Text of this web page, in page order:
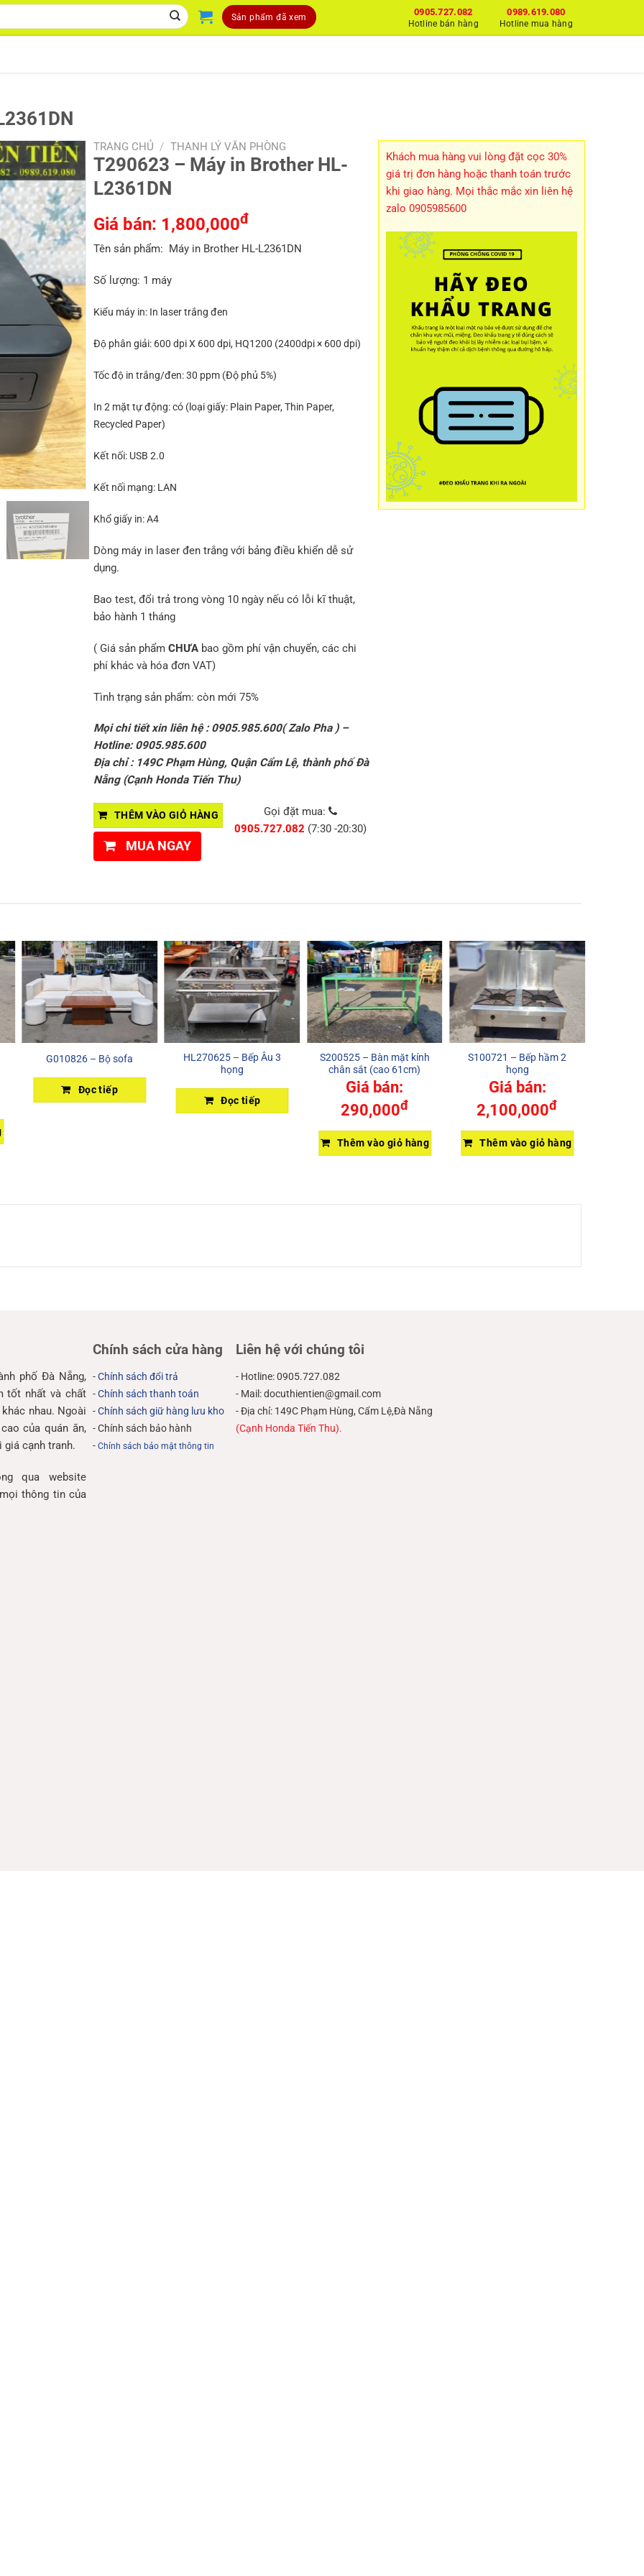
Sản phẩm đã xem 0989.619.080
Hotline mua hàng
0905.727.082
Hotline bán hàng
TRANG CHỦ / THANH LÝ VĂN PHÒNG
T290623 – Máy in Brother HL-
L2361DN
Giá bán: 1,800,000đ
Tên sản phẩm: Máy in Brother HL-L2361DN
Số lượng: 1 máy
Kiểu máy in: In laser trắng đen
Độ phân giải: 600 dpi X 600 dpi, HQ1200 (2400dpi × 600 dpi)
Tốc độ in trắng/đen:30 ppm (Độ phủ 5%)
In 2 mặt tự động:có (loại giấy: Plain Paper, Thin Paper,
Recycled Paper)
Kết nối: USB 2.0
Kết nối mạng: LAN
Khổ giấy in:A4
Dòng máy in laser đen trắng với bảng điều khiển dễ sử
dụng.
Bao test, đổi trả trong vòng 10 ngày nếu có lỗi kĩ thuật,
bảo hành 1 tháng
( Giá sản phẩm CHƯAbao gồm phí vận chuyển, các chi
phí khác và hóa đơn VAT)
Tình trạng sản phẩm: còn mới 75%
Mọi chi tiết xin liên hệ : 0905.985.600( Zalo Pha ) –
Hotline: 0905.985.600
Địa chỉ : 149C Phạm Hùng, Quận Cẩm Lệ, thành phố Đà
Nẵng (Cạnh Honda Tiến Thu)
THÊM VÀO GIỎ HÀNG
MUA NGAY
Gọi đặt mua:
0905.727.082 (7:30 -20:30)
Khách mua hàng vui lòng đặt cọc 30%
giá trị đơn hàng hoặc thanh toán trước
khi giao hàng. Mọi thắc mắc xin liên hệ
zalo 0905985600
G010826 – Bộ sofa
Đọc tiếp
HL270625 – Bếp Âu 3
họng
Đọc tiếp
S200525 – Bàn mặt kính
chân sắt (cao 61cm)
Giá bán:
290,000đ
Thêm vào giỏ hàng
S100721 – Bếp hầm 2
họng
Giá bán:
2,100,000đ
Thêm vào giỏ hàng
phố Đà Nẵng,
tốt nhất và chất
nhau. Ngoài
của quán ăn,
giá cạnh tranh.
qua website
thông tin của
Chính sách cửa hàng
-Chính sách đổi trả
-Chính sách thanh toán
-Chính sách giữ hàng lưu kho
- Chính sách bảo hành
-Chính sách bảo mật thông tin
Liên hệ với chúng tôi
- Hotline: 0905.727.082
- Mail: docuthientien@gmail.com
- Địa chỉ: 149C Phạm Hùng, Cẩm Lệ,Đà Nẵng
(Cạnh Honda Tiến Thu).